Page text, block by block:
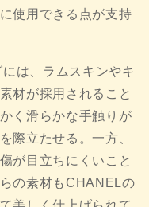
使用できる点が支持
は、ラムスキンやキ
材が採用されること
く滑らかな手触りが
際立たせる。一方、
が目立ちにくいこと
の素材もCHANELの